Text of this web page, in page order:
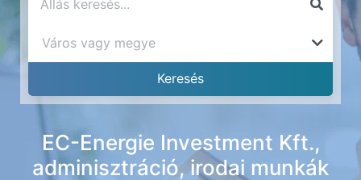
EC-Energie Investment Kft.,
adminisztráció, irodai munkák